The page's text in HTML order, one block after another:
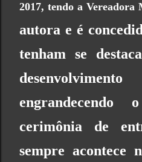
2017, tendo a
autora e é
tenham se
cerimônia de
sempre acontece